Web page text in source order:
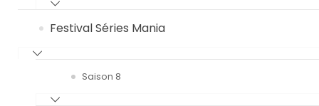
Festival Séries Mania
Saison 8